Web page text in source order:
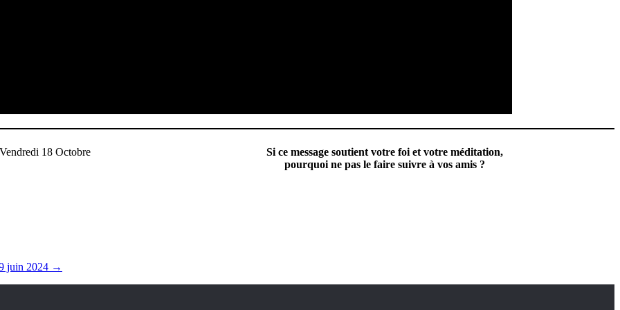
Si ce message soutient votre foi et votre méditation,
pourquoi ne pas le faire suivre à vos amis ?
juin 2024 →